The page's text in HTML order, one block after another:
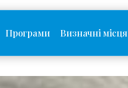
Програми Визначні місця